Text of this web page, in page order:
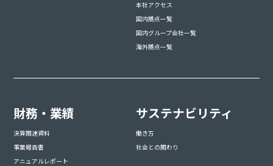
本社アクセス
国内拠点一覧
国内グループ会社一覧
海外拠点一覧
財務・業績
決算関連資料
事業報告書
アニュアルレポート
サステナビリティ
働き方
社会との関わり